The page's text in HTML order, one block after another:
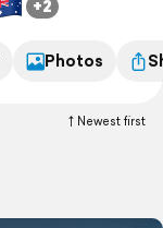
+2
Photos
Newest first